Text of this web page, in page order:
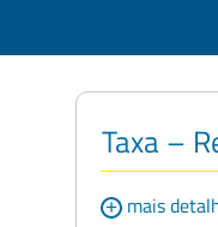
Taxa –
+ mais